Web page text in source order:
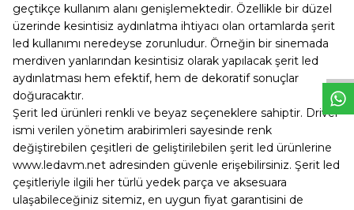
W
h
t
s
a
p
p
D
e
s
e
H
a
t
t
geçtikçe kullanım alanı genişlemektedir. Özellikle bir düzel
üzerinde kesintisiz aydınlatma ihtiyacı olan ortamlarda şerit
led kullanımı neredeyse zorunludur. Örneğin bir sinemada
merdiven yanlarından kesintisiz olarak yapılacak şerit led
aydınlatması hem efektif, hem de dekoratif sonuçlar
doğuracaktır.
Şerit led ürünleri renkli ve beyaz seçeneklere sahiptir. Driver
ismi verilen yönetim arabirimleri sayesinde renk
değiştirebilen çeşitleri de geliştirilebilen şerit led ürünlerine
www.ledavm.net adresinden güvenle erişebilirsiniz. Şerit led
çeşitleriyle ilgili her türlü yedek parça ve aksesuara
ulaşabileceğiniz sitemiz, en uygun fiyat garantisini de